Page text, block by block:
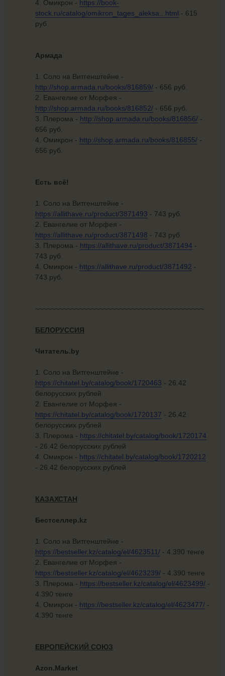
4. Омикрон - https://book-
stock.ru/catalog/omikron_tages_aleksa...html - 615
руб.
Армада
1. Соло на Витгенштейне -
http://shop.armada.ru/books/816859/ - 656 руб.
2. Евангелие от Морфея -
http://shop.armada.ru/books/816852/ - 656 руб.
3. Плерома - http://shop.armada.ru/books/816856/ -
656 руб.
4. Омикрон - http://shop.armada.ru/books/816855/ -
656 руб.
Есть всё!
1. Соло на Витгенштейне -
https://allithave.ru/product/3871493 - 743 руб.
2. Евангелие от Морфея -
https://allithave.ru/product/3871498 - 743 руб.
3. Плерома - https://allithave.ru/product/3871494 -
743 руб.
4. Омикрон - https://allithave.ru/product/3871492 -
743 руб.
~~~~~~~~~~~~~~~~~~~~~~~~~~~~~~~~~~~~~~~~~~
БЕЛОРУССИЯ
Читатель.by
1. Соло на Витгенштейне -
https://chitatel.by/catalog/book/1720463 - 26.42
белорусских рублей
2. Евангелие от Морфея -
https://chitatel.by/catalog/book/1720137 - 26.42
белорусских рублей
3. Плерома - https://chitatel.by/catalog/book/1720174
- 26.42 белорусских рублей
4. Омикрон - https://chitatel.by/catalog/book/1720212
- 26.42 белорусских рублей
КАЗАХСТАН
Бестселлер.kz
1. Соло на Витгенштейне -
https://bestseller.kz/catalog/el/4623511/ - 4.390 тенге
2. Евангелие от Морфея -
https://bestseller.kz/catalog/el/4623239/ - 4.390 тенге
3. Плерома - https://bestseller.kz/catalog/el/4623499/ -
4.390 тенге
4. Омикрон - https://bestseller.kz/catalog/el/4623477/ -
4.390 тенге
ЕВРОПЕЙСКИЙ СОЮЗ
Azon.Market